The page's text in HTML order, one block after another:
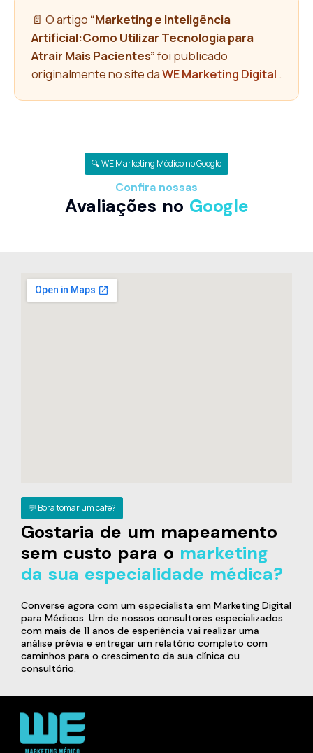
📄 O artigo “Marketing e Inteligência
Artificial:Como Utilizar Tecnologia para
Atrair Mais Pacientes”foi publicado
originalmente no site daWE Marketing Digital .
🔍 WE Marketing Médico no Google
Confira nossas
Avaliações no Google
💬 Bora tomar um café?
Gostaria de um mapeamento
sem custo para o marketing
da sua especialidade médica?
Converse agora com um especialista em Marketing Digital
para Médicos. Um de nossos consultores especializados
com mais de 11 anos de esperiência vai realizar uma
análise prévia e entregar um relatório completo com
caminhos para o crescimento da sua clínica ou
consultório.